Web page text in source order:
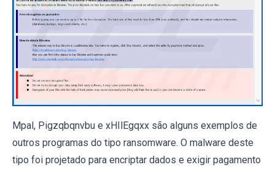
Mpal, Pigzqbqnvbu e xHIlEgqxx são alguns exemplos de
outros programas do tipo ransomware. O malware deste
tipo foi projetado para encriptar dados e exigir pagamento